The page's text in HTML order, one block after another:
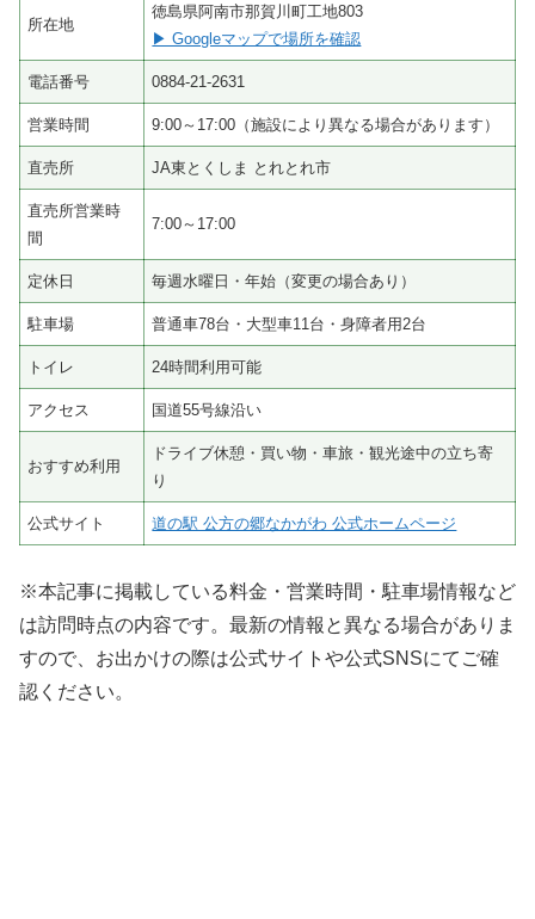
所在地
徳島県阿南市那賀川町工地803
▶ Googleマップで場所を確認
電話番号 0884-21-2631
営業時間 9:00～17:00（施設により異なる場合があります）
直売所 JA東とくしま とれとれ市
直売所営業時
間
7:00～17:00
定休日 毎週水曜日・年始（変更の場合あり）
駐車場 普通車78台・大型車11台・身障者用2台
トイレ 24時間利用可能
アクセス 国道55号線沿い
おすすめ利用
ドライブ休憩・買い物・車旅・観光途中の立ち寄
り
公式サイト 道の駅 公方の郷なかがわ 公式ホームページ
※本記事に掲載している料金・営業時間・駐車場情報など
は訪問時点の内容です。最新の情報と異なる場合がありま
すので、お出かけの際は公式サイトや公式SNSにてご確
認ください。